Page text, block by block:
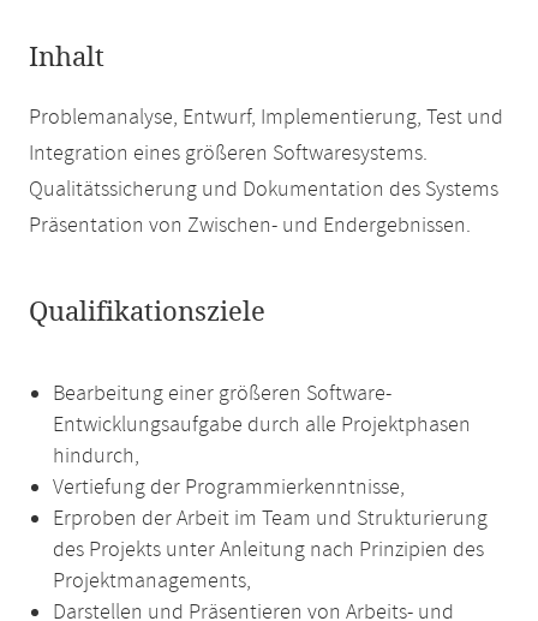
Inhalt
Problemanalyse, Entwurf, Implementierung, Test und
Integration eines größeren Softwaresystems.
Qualitätssicherung und Dokumentation des Systems
Präsentation von Zwischen- und Endergebnissen.
Qualifikationsziele
Bearbeitung einer größeren Software-
Entwicklungsaufgabe durch alle Projektphasen
hindurch,
Vertiefung der Programmierkenntnisse,
Erproben der Arbeit im Team und Strukturierung
des Projekts unter Anleitung nach Prinzipien des
Projektmanagements,
Darstellen und Präsentieren von Arbeits- und